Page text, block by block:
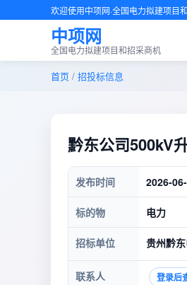
欢迎使用中项网·全国电力拟建项目
中项网
全国电力拟建项目和招采商机
首页 / 招投标信息
黔东公司500kV
发布时间 2026-
标的物 电力
招标单位 贵州黔
联系人 登录后